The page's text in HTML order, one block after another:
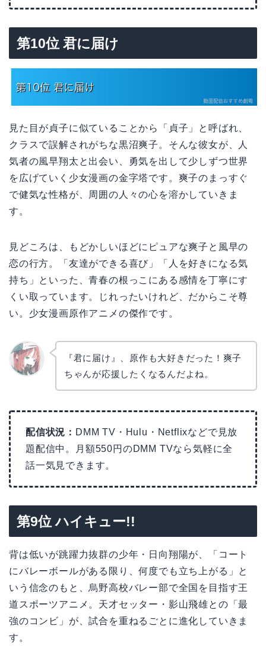
第10位 君に届け
見た目が貞子に似ていることから「貞子」と呼ばれ、
クラスで誤解されがちな黒沼爽子。そんな彼女が、人
気者の風早翔太と出会い、勇気を出して少しずつ世界
を広げていく少女漫画の金字塔です。爽子のまっすぐ
で健気な性格が、周囲の人々の心を溶かしていきま
す。
見どころは、もどかしいほどにピュアな爽子と風早の
恋の行方。「友達ができる喜び」「人を好きになる気
持ち」といった、青春の根っこにある感情を丁寧にす
くい取っています。じれったいけれど、だからこそ尊
い。少女漫画原作アニメの傑作です。
『君に届け』、原作も大好きだった！爽子
ちゃんが応援したくなるんだよね。
配信状況： DMM TV・Hulu・Netflixなどで見放
題配信中。月額550円のDMM TVなら気軽に全
話一気見できます。
第9位 ハイキュー!!
背は低いが跳躍力抜群の少年・日向翔陽が、「コート
にバレーボールがある限り、何度でも立ち上がる」と
いう信念のもと、烏野高校バレー部で全国を目指す王
道スポーツアニメ。天才セッター・影山飛雄との「最
強のコンビ」が、試合を重ねるごとに進化していきま
す。